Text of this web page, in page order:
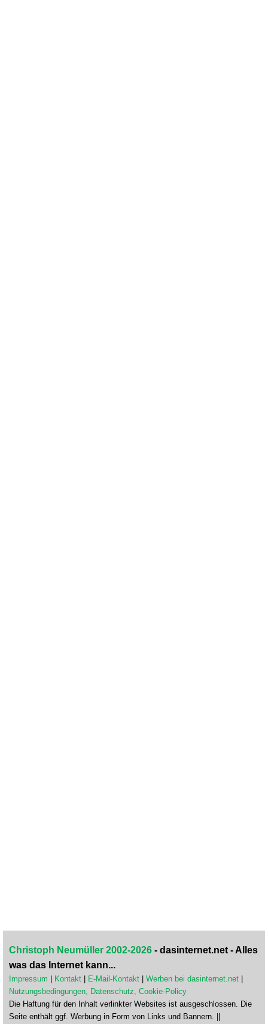
Christoph Neumüller 2002-2026 - dasinternet.net - Alles
was das Internet kann...
Impressum Kontakt E-Mail-Kontakt Werben bei dasinternet.net
Nutzungsbedingungen, Datenschutz, Cookie-Policy
Die Haftung für den Inhalt verlinkter Websites ist ausgeschlossen. Die
Seite enthält ggf. Werbung in Form von Links und Bannern. ||